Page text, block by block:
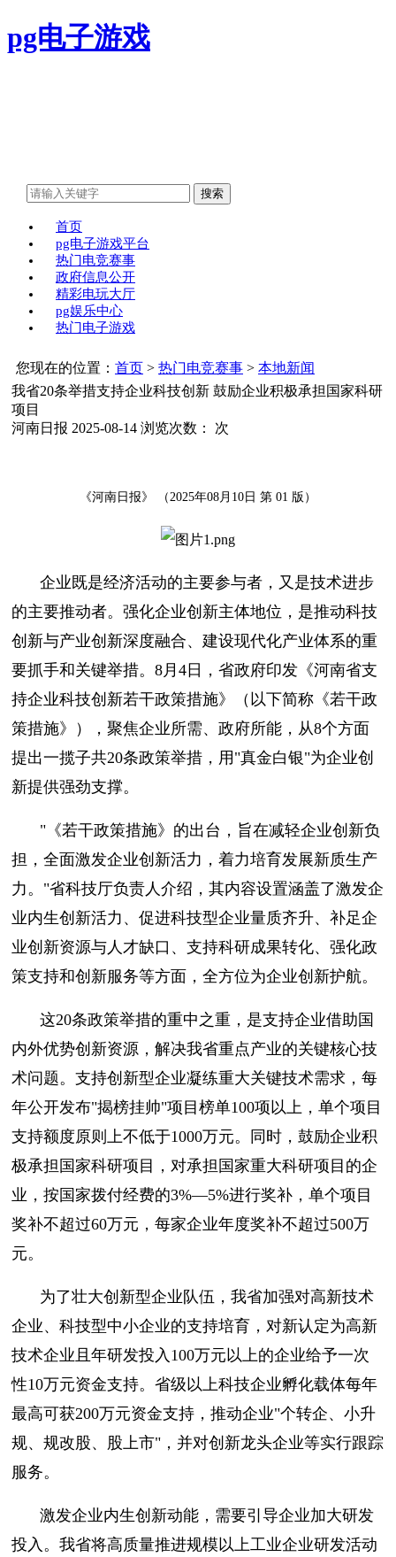
pg电子游戏
首页
pg电子游戏平台
热门电竞赛事
政府信息公开
精彩电玩大厅
pg娱乐中心
热门电子游戏
您现在的位置： 首页 > 热门电竞赛事 > 本地新闻
我省20条举措支持企业科技创新 鼓励企业积极承担国家科研
项目
河南日报 2025-08-14 浏览次数： 次
《河南日报》 （2025年08月10日 第 01 版）
企业既是经济活动的主要参与者，又是技术进步
的主要推动者。强化企业创新主体地位，是推动科技
创新与产业创新深度融合、建设现代化产业体系的重
要抓手和关键举措。8月4日，省政府印发《河南省支
持企业科技创新若干政策措施》（以下简称《若干政
策措施》），聚焦企业所需、政府所能，从8个方面
提出一揽子共20条政策举措，用"真金白银"为企业创
新提供强劲支撑。
"《若干政策措施》的出台，旨在减轻企业创新负
担，全面激发企业创新活力，着力培育发展新质生产
力。"省科技厅负责人介绍，其内容设置涵盖了激发企
业内生创新活力、促进科技型企业量质齐升、补足企
业创新资源与人才缺口、支持科研成果转化、强化政
策支持和创新服务等方面，全方位为企业创新护航。
这20条政策举措的重中之重，是支持企业借助国
内外优势创新资源，解决我省重点产业的关键核心技
术问题。支持创新型企业凝练重大关键技术需求，每
年公开发布"揭榜挂帅"项目榜单100项以上，单个项目
支持额度原则上不低于1000万元。同时，鼓励企业积
极承担国家科研项目，对承担国家重大科研项目的企
业，按国家拨付经费的3%—5%进行奖补，单个项目
奖补不超过60万元，每家企业年度奖补不超过500万
元。
为了壮大创新型企业队伍，我省加强对高新技术
企业、科技型中小企业的支持培育，对新认定为高新
技术企业且年研发投入100万元以上的企业给予一次
性10万元资金支持。省级以上科技企业孵化载体每年
最高可获200万元资金支持，推动企业"个转企、小升
规、规改股、股上市"，并对创新龙头企业等实行跟踪
服务。
激发企业内生创新动能，需要引导企业加大研发
投入。我省将高质量推进规模以上工业企业研发活动